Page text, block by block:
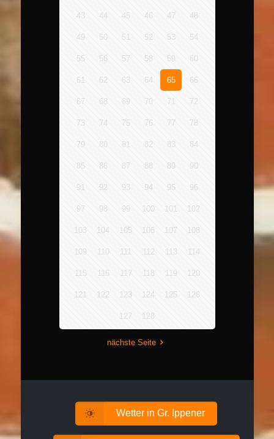
43 45 47 48
50 51 52 53 54
55 56 57 58 59
61 62 63 65
67 68 70 71 72
73 74 75 76 77 78
79 80 81 82 83 84
85 86 87 88 89
91 92 93 95
97 98 100 101 102
103 104 105 106 107 108
109 110 111 112 113 114
115 116 117 118 119 120
121 122 123 124 125 126
127 128
nächste Seite
Wetter in Gr. Ippener